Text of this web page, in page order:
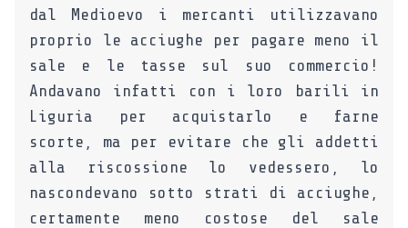
dal Medioevo i mercanti utilizzavano
proprio le acciughe per pagare meno il
sale e le tasse sul suo commercio!
Andavano infatti con i loro barili in
Liguria per acquistarlo e farne
scorte, ma per evitare che gli addetti
alla riscossione lo vedessero, lo
nascondevano sotto strati di acciughe,
certamente meno costose del sale